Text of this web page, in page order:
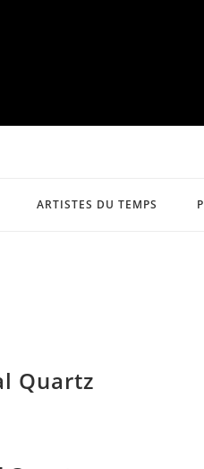
ARTISTES DU TEMPS
Quartz